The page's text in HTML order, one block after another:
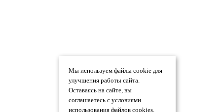
Мы используем файлы cookie для
улучшения работы сайта.
Оставаясь на сайте, вы
соглашаетесь с условиями
использования файлов cookies.